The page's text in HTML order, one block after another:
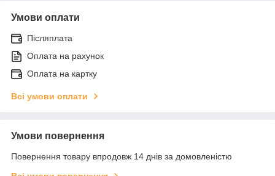
Умови оплати
Післяплата
Оплата на рахунок
Оплата на картку
Всі умови оплати
Умови повернення
Повернення товару впродовж 14 днів за домовленістю